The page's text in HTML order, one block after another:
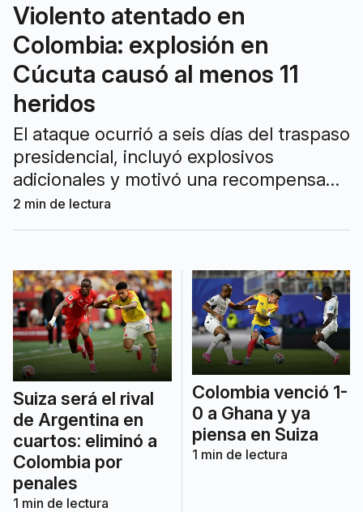
Violento atentado en
Colombia: explosión en
Cúcuta causó al menos 11
heridos
El ataque ocurrió a seis días del traspaso
presidencial, incluyó explosivos
adicionales y motivó una recompensa
de USD 32.000 mientras crece la
preocupación por la actividad de grupos
2 min de lectura
Suiza será el rival
de Argentina en
cuartos: eliminó a
Colombia por
penales
1 min de lectura
Colombia venció 1-
0 a Ghana y ya
piensa en Suiza
1 min de lectura